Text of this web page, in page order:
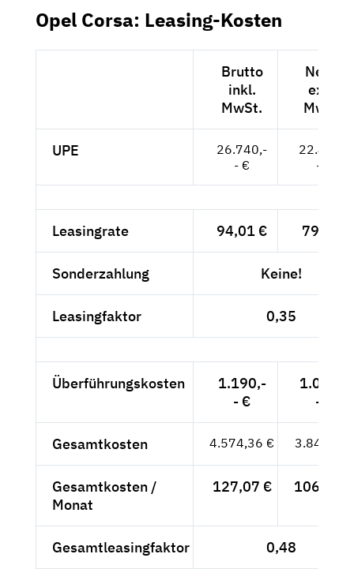
Opel Corsa: Leasing-Kosten
Brutto
inkl.
MwSt.
Netto
exkl.
MwSt.
UPE
26.740,-
- €
22.471,-
- €
Leasingrate 94,01 € 79,-- €
Sonderzahlung Keine!
Leasingfaktor 0,35
Überführungskosten
1.190,-
- €
1.000,-
- €
Gesamtkosten 4.574,36 € 3.844,-- €
Gesamtkosten /
Monat
127,07 € 106,78 €
Gesamtleasingfaktor 0,48